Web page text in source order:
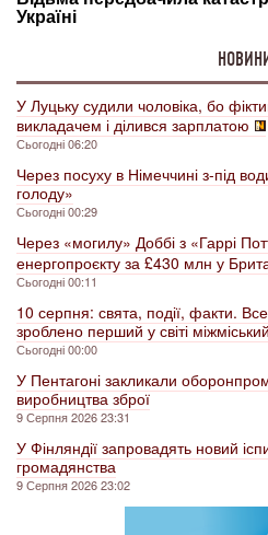
У Луцьку судили чоловіка, бо
викладачем і ділився зарплатою
Сьогодні 06:20
Через посуху в Німеччині з-під
голоду»
Сьогодні 00:29
Через «могилу» Доббі з «Гаррі
енергопроєкту за £430 млн у
Сьогодні 00:11
10 серпня: свята, події, факти.
зроблено перший у світі
Сьогодні 00:00
У Пентагоні закликали
виробництва зброї
9 Серпня 2026 23:31
У Фінляндії запровадять новий
громадянства
9 Серпня 2026 23:02